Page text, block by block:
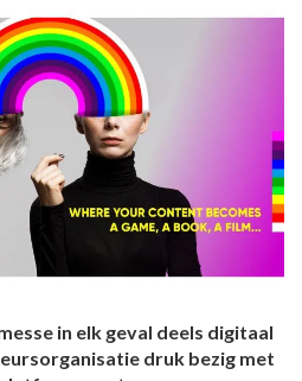
in elk geval deels digitaal
druk bezig met